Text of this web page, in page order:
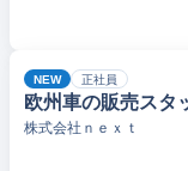
NEW 正社員
欧州車の販売スタ
株式会社ｎｅｘｔ